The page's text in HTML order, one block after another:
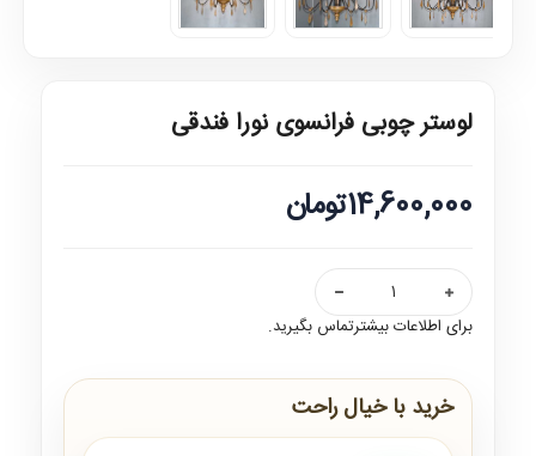
لوستر چوبی فرانسوی نورا فندقی
14,600,000تومان
برای اطلاعات بیشترتماس بگیرید.
خرید با خیال راحت